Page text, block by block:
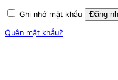
Ghi nhớ mật khẩu Đăng
Quên mật khẩu?